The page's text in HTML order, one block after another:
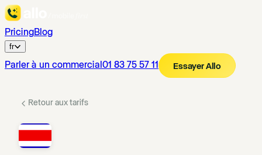
PricingBlog
fr
Parler à un commercial 01 83 75 57 11 Essayer Allo
Retour aux tarifs